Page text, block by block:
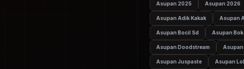
Asupan 2025 Asupan 2026
Asupan Adik Kakak Asupan
Asupan Bocil Sd Asupan
Asupan Doodstream Asupan
Asupan Juspaste Asupan